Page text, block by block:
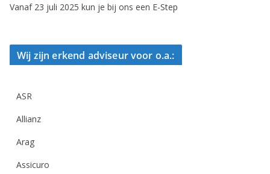
Vanaf 23 juli 2025 kun je bij ons een E-Step
Wij zijn erkend adviseur voor o.a.:
ASR
Allianz
Arag
Assicuro